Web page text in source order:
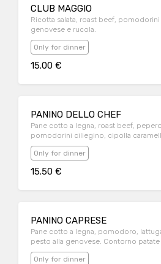
CLUB MAGGIO
Ricotta salata, roast beef,
genovese e rucola.
Only for dinner
15.00 €
PANINO DELLO CHEF
Pane cotto a legna, roast beef,
pomodorini ciliegino, cipolla
patate fritte
Only for dinner
15.50 €
PANINO CAPRESE
Pane cotto a legna, pomodoro,
pesto alla genovese. Contorno
Only for dinner